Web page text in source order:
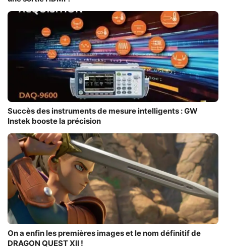
Succès des instruments de mesure intelligents : GW
Instek booste la précision
On a enfin les premières images et le nom définitif de
DRAGON QUEST XII !